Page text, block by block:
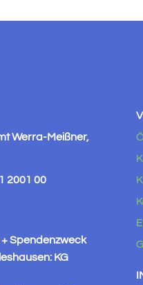
Werra-Meißner,
2001 00
Spendenzweck
KG